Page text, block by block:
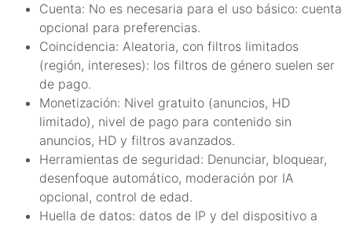
Cuenta: No es necesaria para el uso básico: cuenta
opcional para preferencias.
Coincidencia: Aleatoria, con filtros limitados
(región, intereses): los filtros de género suelen ser
de pago.
Monetización: Nivel gratuito (anuncios, HD
limitado), nivel de pago para contenido sin
anuncios, HD y filtros avanzados.
Herramientas de seguridad: Denunciar, bloquear,
desenfoque automático, moderación por IA
opcional, control de edad.
Huella de datos: datos de IP y del dispositivo a